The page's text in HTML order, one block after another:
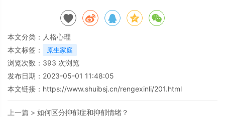
本文分类： 人格心理
本文标签：
原生家庭
浏览次数： 393 次浏览
发布日期：2023-05-01 11:48:05
本文链接： https://www.shuibsj.cn/rengexinli/201.html
上一篇 > 如何区分抑郁症和抑郁情绪？